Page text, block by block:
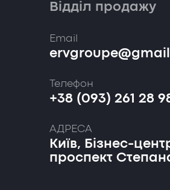
Відділ продажу
Email
Телефон
+38 (093) 261 28
АДРЕСА
Київ, Бізнес-
проспект